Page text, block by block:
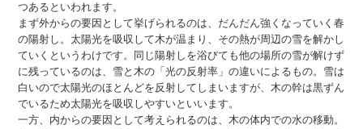
つあるといわれます。
まず外からの要因として挙げられるのは、だんだん強くなっていく春
の陽射し。太陽光を吸収して木が温まり、その熱が周辺の雪を解かし
ていくというわけです。同じ陽射しを浴びても他の場所の雪が解けず
に残っているのは、雪と木の「光の反射率」の違いによるもの。雪は
白いので太陽光のほとんどを反射してしまいますが、木の幹は黒ずん
でいるため太陽光を吸収しやすいといいます。
一方、内からの要因として考えられるのは、木の体内での水の移動。